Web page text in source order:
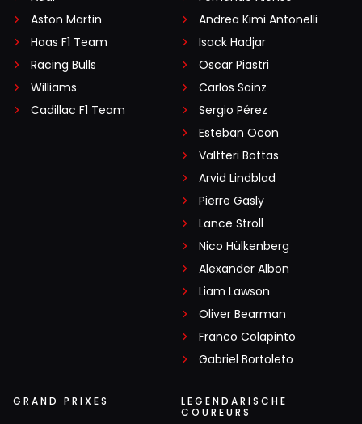
Aston Martin
Haas F1 Team
Racing Bulls
Williams
Cadillac F1 Team
Andrea Kimi Antonelli
Isack Hadjar
Oscar Piastri
Carlos Sainz
Sergio Pérez
Esteban Ocon
Valtteri Bottas
Arvid Lindblad
Pierre Gasly
Lance Stroll
Nico Hülkenberg
Alexander Albon
Liam Lawson
Oliver Bearman
Franco Colapinto
Gabriel Bortoleto
GRAND PRIXES
LEGENDARISCHE
COUREURS